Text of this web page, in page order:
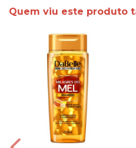
Quem viu este produto